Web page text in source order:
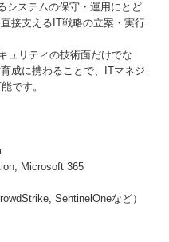
システムの保守・運用にとど
接支えるIT戦略の立案・実行
ュリティの技術面だけでな
成に携わることで、ITマネジ
です。
Microsoft 365
SentinelOneなど）